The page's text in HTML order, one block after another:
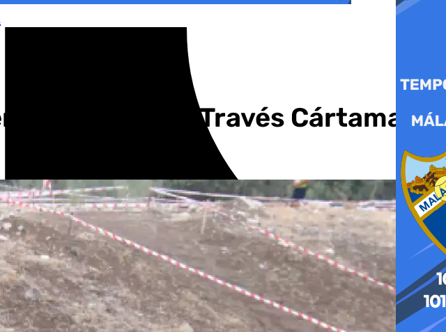
III Campo a Través Cártama